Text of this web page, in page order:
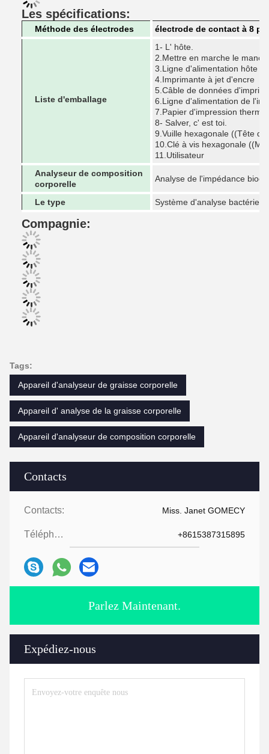
Contacts
Contacts: Miss. Janet GOMECY
Téléphone: +8615387315895
Parlez Maintenant.
Expédiez-nous
Les spécifications:
Méthode des électrodes électrode de contact à 8
Liste d'emballage
1- L' hôte.
2.Mettre en marche le
3.Ligne d'alimentation hôte
4.Imprimante à jet d'encre
5.Câble de données
6.Ligne d'alimentation de
7.Papier d'impression
8- Salver, c' est toi.
9.Vuille hexagonale ((Tête
10.Clé à vis hexagonale ((M4)
11.Utilisateur
Analyseur de composition
corporelle
Analyse de l'impédance
Le type Système d'analyse
Compagnie:
Tags:
Appareil d'analyseur de graisse corporelle
Appareil d' analyse de la graisse corporelle
Appareil d'analyseur de composition corporelle